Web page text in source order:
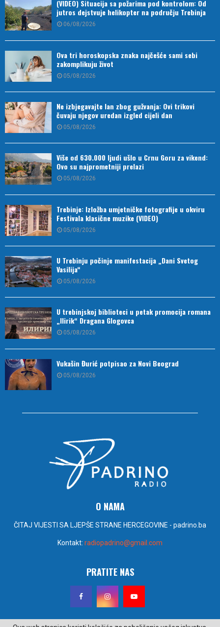
(VIDEO) Situacija sa požarima pod kontrolom: Od
jutros dejstvuje helikopter na području Trebinja
06/08/2026
Ova tri horoskopska znaka najčešće sami sebi
zakomplikuju život
05/08/2026
Ne izbjegavajte lan zbog gužvanja: Ovi trikovi
čuvaju njegov uredan izgled cijeli dan
05/08/2026
Više od 630.000 ljudi ušlo u Crnu Goru za vikend:
Ovo su najprometniji prelazi
05/08/2026
Trebinje: Izložba umjetničke fotografije u okviru
Festivala klasične muzike (VIDEO)
05/08/2026
U Trebinju počinje manifestacija „Dani Svetog
Vasilija“
05/08/2026
U trebinjskoj biblioteci u petak promocija romana
„Ilirik“ Dragana Glogovca
05/08/2026
Vukašin Đurić potpisao za Novi Beograd
05/08/2026
O NAMA
ČITAJ VIJESTI SA LJEPŠE STRANE HERCEGOVINE - padrino.ba
Kontakt: radiopadrino@gmail.com
PRATITE NAS